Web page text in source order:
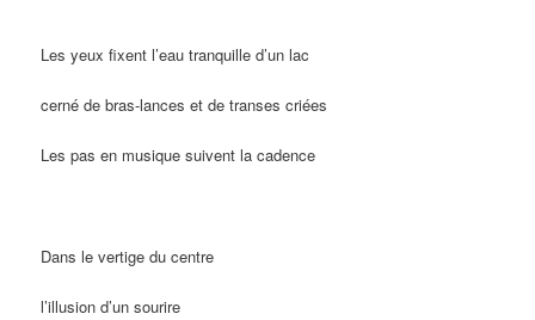
Les yeux fixent l’eau tranquille d’un lac
cerné de bras-lances et de transes criées
Les pas en musique suivent la cadence
Dans le vertige du centre
l’illusion d’un sourire